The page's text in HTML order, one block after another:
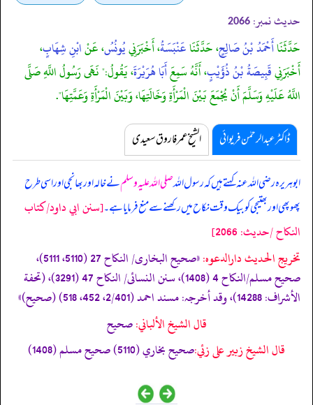
حدیث نمبر: 2066
حَدَّثَنَاأَحْمَدُ بْنُ صَالِحٍ، حَدَّثَنَاعَنْبَسَةُ، أَخْبَرَنِييُونُسُ، عَنْابْنِ شِهَابٍ،
أَخْبَرَنِيقَبِيصَةُ بْنُ ذُؤَيْبٍ، أَنَّهُ سَمِعَأَبَا هُرَيْرَةَ، يَقُولُ:" نَهَى رَسُولُ اللَّهِ صَلَّى
اللَّهُ عَلَيْهِ وَسَلَّمَ أَنْ يُجْمَعَ بَيْنَ الْمَرْأَةِ وَخَالَتِهَا، وَبَيْنَ الْمَرْأَةِ وَعَمَّتِهَا".
ڈاکٹر عبدالرحمٰن فریوائی الشیخ عمر فاروق سعیدی
ابوہریرہ رضی اللہ عنہ کہتے ہیں کہرسول اللہصلی اللہ علیہ وسلمنے خالہ اور بھانجی اور اسی طرح
پھوپھی اور بھتیجی کو بیک وقت نکاح میں رکھنے سے منع فرمایا ہے۔[سنن ابي داود/كتاب
النكاح /حدیث: 2066]
تخریج الحدیث دارالدعوہ:
«‏‏‏‏صحیح البخاری/ النکاح 27 (5110، 5111)،
صحیح مسلم/النکاح 4 (1408)، سنن النسائی/ النکاح 47 (3291)، (تحفة
الأشراف: 14288)، وقد أخرجہ: مسند احمد (2/401، 452، 518) (صحیح)»
قال الشيخ الألباني:صحيح
قال الشيخ زبير على زئي:صحيح بخاري (5110) صحيح مسلم (1408)